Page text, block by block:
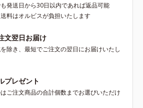
発送日から30日以内であれば返品可能
料はオルビスが負担いたします
文翌日お届け
除き、最短でご注文の翌日にお届けいたし
プレゼント
ご注文商品の合計個数までお選びいただけ